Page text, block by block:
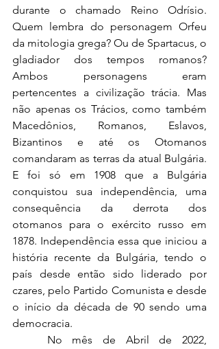
durante o chamado Reino Odrísio.
Quem lembra do personagem Orfeu
da mitologia grega? Ou de Spartacus, o
gladiador dos tempos romanos?
Ambos personagens eram
pertencentes a civilização trácia. Mas
não apenas os Trácios, como também
Macedônios, Romanos, Eslavos,
Bizantinos e até os Otomanos
comandaram as terras da atual Bulgária.
E foi só em 1908 que a Bulgária
conquistou sua independência, uma
consequência da derrota dos
otomanos para o exército russo em
1878. Independência essa que iniciou a
história recente da Bulgária, tendo o
país desde então sido liderado por
czares, pelo Partido Comunista e desde
o início da década de 90 sendo uma
democracia.
No mês de Abril de 2022,